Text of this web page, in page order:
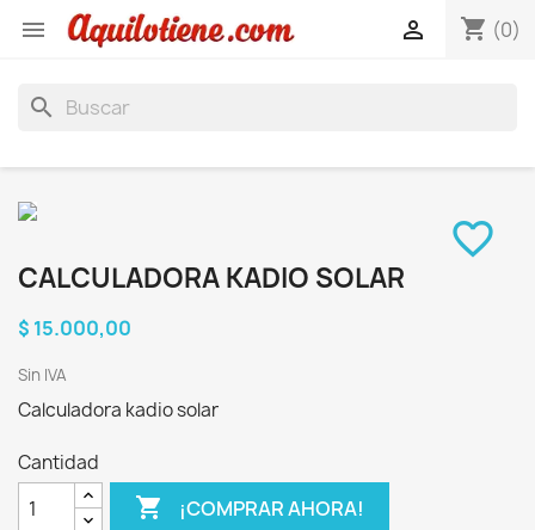
 shopping_cart (0)

search
favorite_border
CALCULADORA KADIO SOLAR
$ 15.000,00
Sin IVA
Calculadora kadio solar
Cantidad
 ¡COMPRAR AHORA!